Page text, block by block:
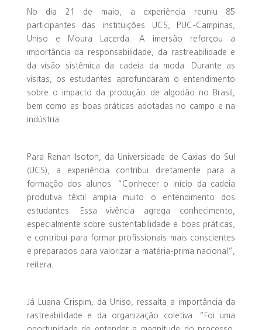
No dia 21 de maio, a experiência reuniu 85
participantes das instituições UCS, PUC-Campinas,
Uniso e Moura Lacerda. A imersão reforçou a
importância da responsabilidade, da rastreabilidade e
da visão sistêmica da cadeia da moda. Durante as
visitas, os estudantes aprofundaram o entendimento
sobre o impacto da produção de algodão no Brasil,
bem como as boas práticas adotadas no campo e na
indústria.
Para Renan Isoton, da Universidade de Caxias do Sul
(UCS), a experiência contribui diretamente para a
formação dos alunos. “Conhecer o início da cadeia
produtiva têxtil amplia muito o entendimento dos
estudantes. Essa vivência agrega conhecimento,
especialmente sobre sustentabilidade e boas práticas,
e contribui para formar profissionais mais conscientes
e preparados para valorizar a matéria-prima nacional”,
reitera.
Já Luana Crispim, da Uniso, ressalta a importância da
rastreabilidade e da organização coletiva. “Foi uma